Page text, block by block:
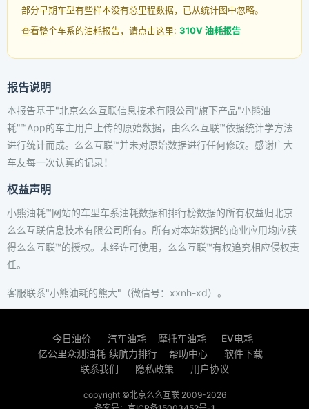
部分早期车型有些样本没有总里程数据，已从统计图中忽略。
查看整个车系的油耗报告，请点击这里: 310V 油耗报告
报告说明
本报告基于"北京么么互联信息技术有限公司"旗下产品"小熊油
耗"™App的车主用户上传的原始数据，由么么互联™依据统计学方法
进行统计而成。么么互联™并未对原始数据进行任何修改。感谢广大
车友每一次认真的记录！
权益声明
小熊油耗™网站的车型车系油耗数据和排行榜数据的所有权益归北京
么么互联信息技术有限公司所有。所有对本站数据的商业应用均应获
得么么互联™的授权。未经许可使用，么么互联™有权追究相应侵权责
任。
客服联系"小熊油耗的熊大"（微信号：xxnh-xd）。
今日油价 汽车油耗 摩托车油耗
EV电耗
亿公里众测油耗 续航力排行 帮助中心
软件下载
联系我们
隐私政策 用户协议
copyright ©北京么么互联 2009-2026